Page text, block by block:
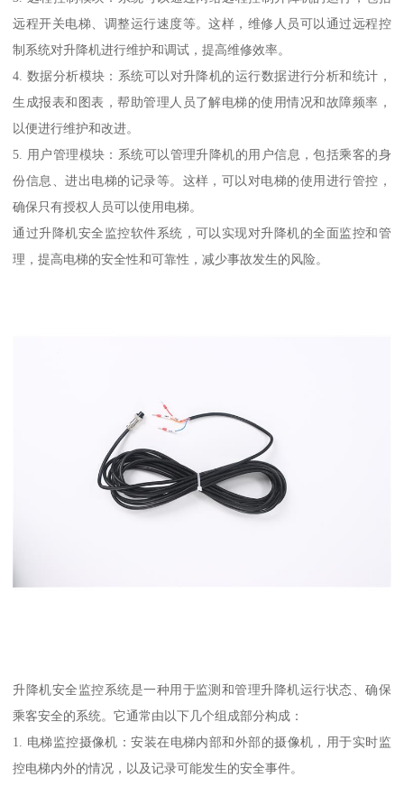
远程开关电梯、调整运行速度等。这样，维修人员可以通过远程控
制系统对升降机进行维护和调试，提高维修效率。
4. 数据分析模块：系统可以对升降机的运行数据进行分析和统计，
生成报表和图表，帮助管理人员了解电梯的使用情况和故障频率，
以便进行维护和改进。
5. 用户管理模块：系统可以管理升降机的用户信息，包括乘客的身
份信息、进出电梯的记录等。这样，可以对电梯的使用进行管控，
确保只有授权人员可以使用电梯。
通过升降机安全监控软件系统，可以实现对升降机的全面监控和管
理，提高电梯的安全性和可靠性，减少事故发生的风险。
升降机安全监控系统是一种用于监测和管理升降机运行状态、确保
乘客安全的系统。它通常由以下几个组成部分构成：
1. 电梯监控摄像机：安装在电梯内部和外部的摄像机，用于实时监
控电梯内外的情况，以及记录可能发生的安全事件。